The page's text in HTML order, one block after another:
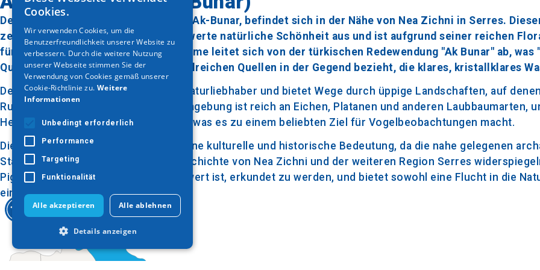
Der Aspri Pigi Wald, auch bekannt als Ak-Bunar, befindet sich in der Nähe von Nea Zichni in Serres.
zeichnet sich durch eine bemerkenswerte natürliche Schönheit aus und ist aufgrund seiner reichen
für die Region von Bedeutung. Der Name leitet sich von der türkischen Redewendung "Ak Bunar" ab, was
Quelle" bedeutet und sich auf die zahlreichen Quellen in der Gegend bezieht, die klares, kristallklares
Der Wald ist ideal für Wanderer und Naturliebhaber und bietet Wege durch üppige Landschaften, auf
Ruhe der Natur genießen kann. Die Umgebung ist reich an Eichen, Platanen und anderen Laubbaumarten,
Heimat einer Vielzahl von Vogelarten, was es zu einem beliebten Ziel für Vogelbeobachtungen macht.
Die Umgebung des Waldes hat auch eine kulturelle und historische Bedeutung, da die nahe gelegenen
Stätten und Denkmäler die reiche Geschichte von Nea Zichni und der weiteren Region Serres
Pigi-Wald ist ein Naturschatz, der es wert ist, erkundet zu werden, und bietet sowohl eine Flucht in die
einen Blick in die Vergangenheit.
GERMAN
Cookies.
Wir verwenden Cookies, um die
Benutzerfreundlichkeit unserer Website zu
verbessern. Durch die weitere Nutzung
unserer Webseite stimmen Sie der
Verwendung von Cookies gemäß unserer
Cookie-Richtlinie zu. Weitere
Informationen
Unbedingt erforderlich
Performance
Targeting
Funktionalität
Alle akzeptieren Alle ablehnen
Details anzeigen